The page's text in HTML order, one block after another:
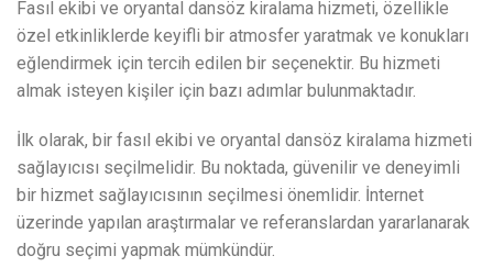
Fasıl ekibi ve oryantal dansöz kiralama hizmeti, özellikle
özel etkinliklerde keyifli bir atmosfer yaratmak ve konukları
eğlendirmek için tercih edilen bir seçenektir. Bu hizmeti
almak isteyen kişiler için bazı adımlar bulunmaktadır.
İlk olarak, bir fasıl ekibi ve oryantal dansöz kiralama hizmeti
sağlayıcısı seçilmelidir. Bu noktada, güvenilir ve deneyimli
bir hizmet sağlayıcısının seçilmesi önemlidir. İnternet
üzerinde yapılan araştırmalar ve referanslardan yararlanarak
doğru seçimi yapmak mümkündür.